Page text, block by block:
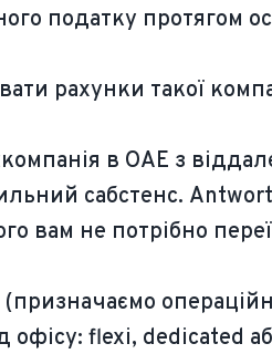
податку протягом
рахунки такої
в ОАЕ з
сабстенс.
вам не потрібно
flexi, dedicated